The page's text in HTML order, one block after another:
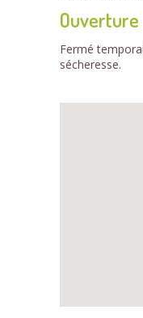
Ouverture
Fermé
sécheresse.